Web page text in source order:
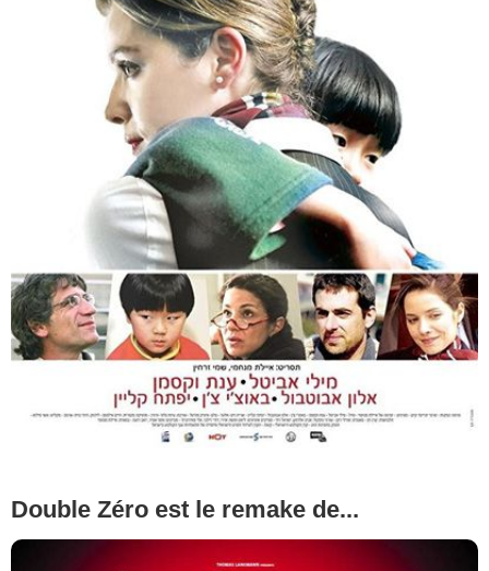
Double Zéro est le remake de...